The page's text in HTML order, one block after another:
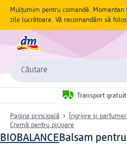
Mulțumim pentru comandă.
zile lucrătoare. Vă recomandăm să
Căutare
Transport
Pagina principală Îngrijire și
Cremă pentru picioare
BIOBALANCEBalsam